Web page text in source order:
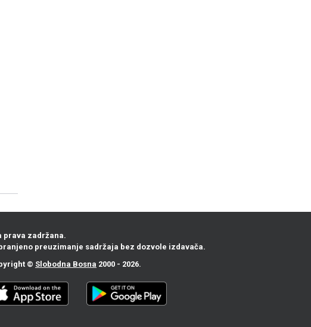
prava zadržana.
preuzimanje sadržaja bez dozvole izdavača.
© Slobodna Bosna 2000 - 2026.